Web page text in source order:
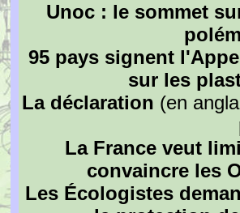
Unoc : le sommet
95 pays signent
sur les
La déclaration (en
La France veut
convaincre les
Les Écologistes